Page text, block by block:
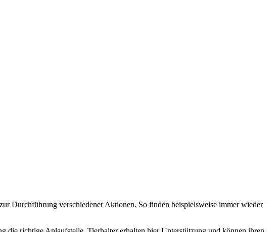
Durchführung verschiedener Aktionen. So finden beispielsweise immer wieder